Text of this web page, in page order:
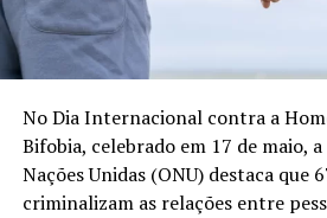
No Dia Internacional contra a
Bifobia, celebrado em 17 de maio,
Nações Unidas (ONU) destaca que
criminalizam as relações entre